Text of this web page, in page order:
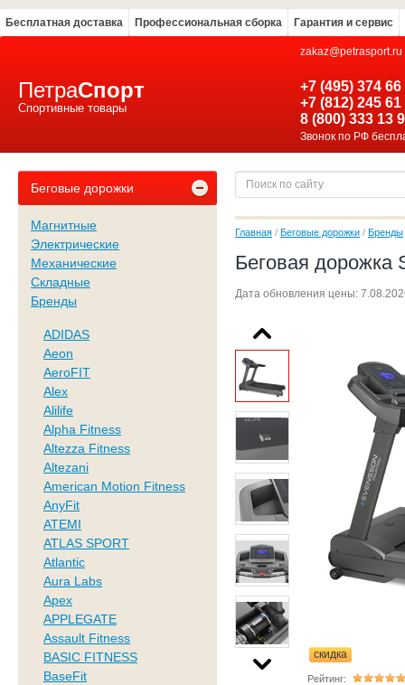
Бесплатная доставка Профессиональная сборка Гарантия и сервис
ПетраСпорт
Спортивные товары
zakaz@petrasport.ru
+7 (495) 374 66
+7 (812) 245 61
8 (800) 333 13
Звонок по РФ
Главная / Беговые дорожки / Бренды
Беговая дорожка
Дата обновления цены:
скидка
Рейтинг:
Беговые дорожки
Магнитные
Электрические
Механические
Складные
Бренды
ADIDAS
Aeon
AeroFIT
Alex
Alilife
Alpha Fitness
Altezza Fitness
Altezani
American Motion Fitness
AnyFit
ATEMI
ATLAS SPORT
Atlantic
Aura Labs
Apex
APPLEGATE
Assault Fitness
BASIC FITNESS
BaseFit